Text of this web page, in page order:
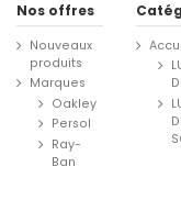
Nos offres
Nouveaux
produits
Marques
Oakley
Persol
Ray-
Ban